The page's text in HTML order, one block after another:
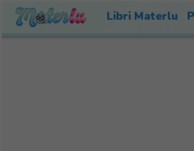
Libri Materlu